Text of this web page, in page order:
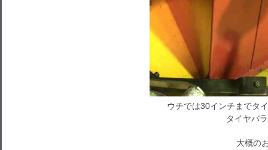
ウチでは30インチまでタ
タイヤバ
大概の